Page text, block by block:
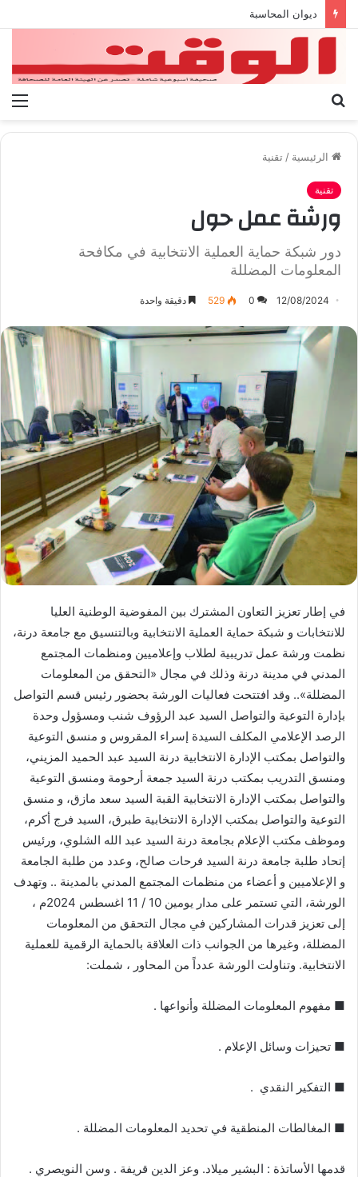
بيان الإتحاد الوطنى العام لعمال ليبيا
الرئيسية / تقنية
تقنية
ورشة عمل حول
دور شبكة حماية العملية الانتخابية في مكافحة
المعلومات المضللة
12/08/2024
0
529 دقيقة واحدة
في إطار تعزيز التعاون المشترك بين المفوضية الوطنية العليا
للانتخابات و شبكة حماية العملية الانتخابية وبالتنسيق مع جامعة درنة،
نظمت ورشة عمل تدريبية لطلاب وإعلاميين ومنظمات المجتمع
المدني في مدينة درنة وذلك في مجال «التحقق من المعلومات
المضللة».. وقد افتتحت فعاليات الورشة بحضور رئيس قسم التواصل
بإدارة التوعية والتواصل السيد عبد الرؤوف شنب ومسؤول وحدة
الرصد الإعلامي المكلف السيدة إسراء المقروس و منسق التوعية
والتواصل بمكتب الإدارة الانتخابية درنة السيد عبد الحميد المزيني،
ومنسق التدريب بمكتب درنة السيد جمعة أرحومة ومنسق التوعية
والتواصل بمكتب الإدارة الانتخابية القبة السيد سعد مازق، و منسق
التوعية والتواصل بمكتب الإدارة الانتخابية طبرق، السيد فرج أكرم،
وموظف مكتب الإعلام بجامعة درنة السيد عبد الله الشلوي، ورئيس
إتحاد طلبة جامعة درنة السيد فرحات صالح، وعدد من طلبة الجامعة
و الإعلاميين و أعضاء من منظمات المجتمع المدني بالمدينة .. وتهدف
الورشة، التي تستمر على مدار يومين 10 / 11 اغسطس 2024م ،
إلى تعزيز قدرات المشاركين في مجال التحقق من المعلومات
المضللة، وغيرها من الجوانب ذات العلاقة بالحماية الرقمية للعملية
الانتخابية. وتناولت الورشة عدداً من المحاور ، شملت:
■ مفهوم المعلومات المضللة وأنواعها .
■ تحيزات وسائل الإعلام .
■ التفكير النقدي .
■ المغالطات المنطقية في تحديد المعلومات المضللة .
قدمها الأساتذة : البشير ميلاد. وعز الدين قريفة . وسن النويصري .